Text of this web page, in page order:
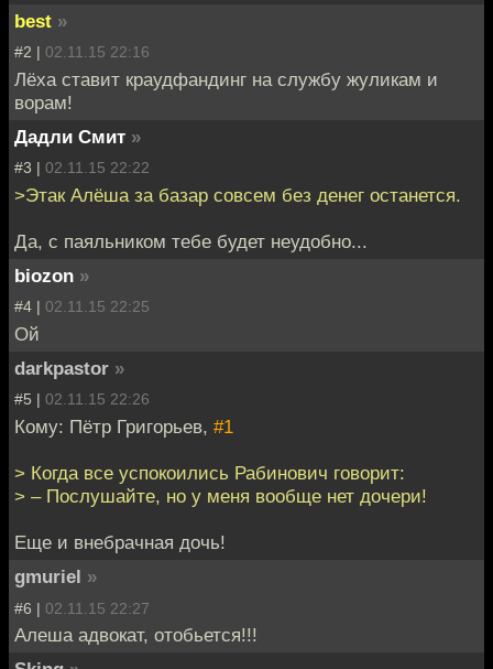
best »
#2 | 02.11.15 22:16
Лёха ставит краудфандинг на службу жуликам и
ворам!
Дадли Смит »
#3 | 02.11.15 22:22
>Этак Алёша за базар совсем без денег останется.
Да, с паяльником тебе будет неудобно...
biozon »
#4 | 02.11.15 22:25
Ой
darkpastor »
#5 | 02.11.15 22:26
Кому: Пётр Григорьев, #1
> Когда все успокоились Рабинович говорит:
> – Послушайте, но у меня вообще нет дочери!
Еще и внебрачная дочь!
gmuriel »
#6 | 02.11.15 22:27
Алеша адвокат, отобьется!!!